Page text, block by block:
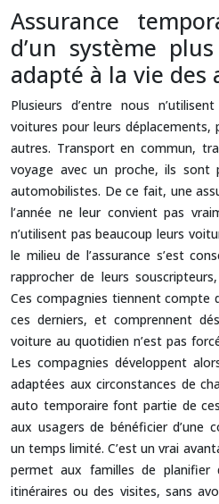
Assurance
d’un système
adapté à la vie des
Plusieurs d’entre nous
voitures pour leurs déplacements,
autres. Transport en commun,
voyage avec un proche, ils sont
automobilistes. De ce fait, une
l’année ne leur convient pas
n’utilisent pas beaucoup leurs
le milieu de l’assurance s’est
rapprocher de leurs
Ces compagnies tiennent compte
ces derniers, et comprennent
voiture au quotidien n’est pas
Les compagnies développent
adaptées aux circonstances de
auto temporaire font partie de
aux usagers de bénéficier d’une
un temps limité. C’est un vrai
permet aux familles de planifier
itinéraires ou des visites, sans